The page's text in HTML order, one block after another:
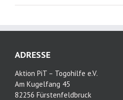
ADRESSE
Aktion PiT – Togohilfe e.V.
Am Kugelfang 45
82256 Fürstenfeldbruck